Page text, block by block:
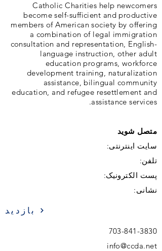
Catholic Charities help newcomers
become self-sufficient and productive
members of American society by offering
a combination of legal immigration
consultation and representation, English-
language instruction, other adult
education programs, workforce
development training, naturalization
assistance, bilingual community
education, and refugee resettlement and
assistance services.
متصل شوید
سایت اینترنتی:
تلفن:
پست الکترونیک:
نشانی:
بازدید
703-841-3830
info@ccda.net